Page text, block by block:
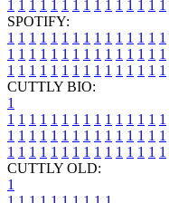
1 1 1 1 1 1 1 1 1 1 1 1 1 1 1
SPOTIFY:
1 1 1 1 1 1 1 1 1 1 1 1 1 1 1
1 1 1 1 1 1 1 1 1 1 1 1 1 1 1
1 1 1 1 1 1 1 1 1 1 1 1 1 1 1
CUTTLY BIO:
1
1 1 1 1 1 1 1 1 1 1 1 1 1 1 1
1 1 1 1 1 1 1 1 1 1 1 1 1 1 1
1 1 1 1 1 1 1 1 1 1 1 1 1 1 1
CUTTLY OLD:
1